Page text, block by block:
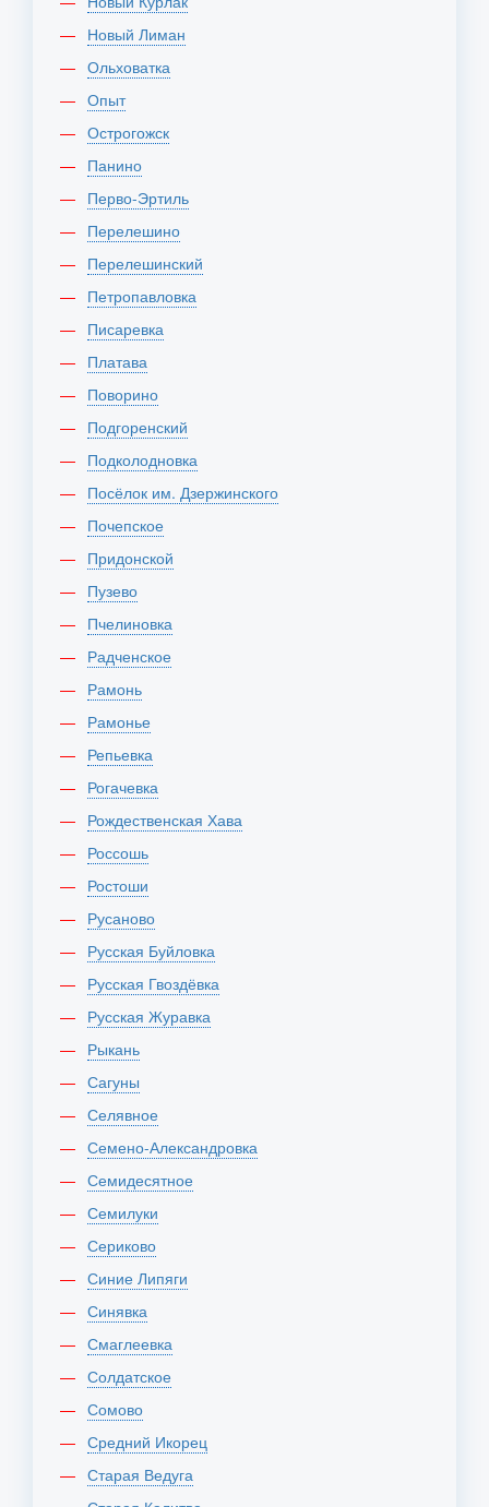
Новый Лиман
Ольховатка
Опыт
Острогожск
Панино
Перво-Эртиль
Перелешино
Перелешинский
Петропавловка
Писаревка
Платава
Поворино
Подгоренский
Подколодновка
Посёлок им. Дзержинского
Почепское
Придонской
Пузево
Пчелиновка
Радченское
Рамонь
Рамонье
Репьевка
Рогачевка
Рождественская Хава
Россошь
Ростоши
Русаново
Русская Буйловка
Русская Гвоздёвка
Русская Журавка
Рыкань
Сагуны
Селявное
Семено-Александровка
Семидесятное
Семилуки
Сериково
Синие Липяги
Синявка
Смаглеевка
Солдатское
Сомово
Средний Икорец
Старая Ведуга